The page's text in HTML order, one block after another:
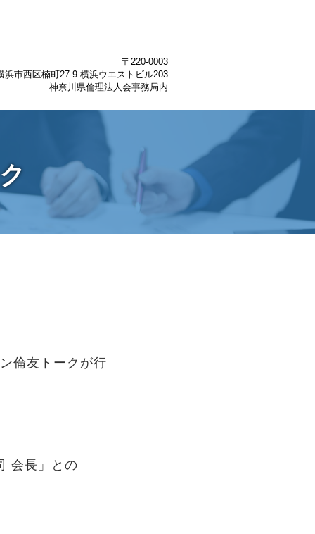
〒220-0003
浜市西区楠町27-9 横浜ウエストビル203
神奈川県倫理法人会事務局内
倫友トークが行
会長」との